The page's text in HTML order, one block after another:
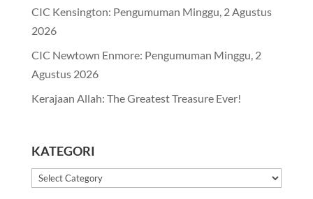
CIC Kensington: Pengumuman Minggu, 2 Agustus
2026
CIC Newtown Enmore: Pengumuman Minggu, 2
Agustus 2026
Kerajaan Allah: The Greatest Treasure Ever!
KATEGORI
Kategori